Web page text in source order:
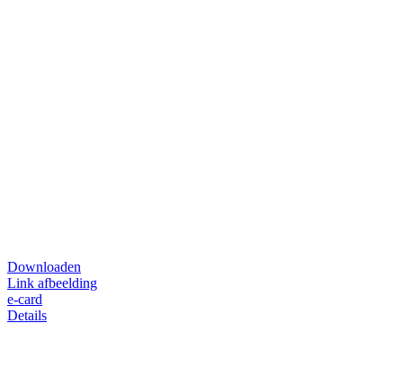
Downloaden
Link afbeelding
e-card
Details